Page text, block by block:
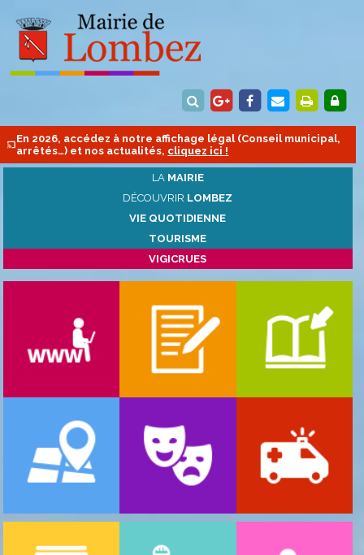
En 2026, accédez à notre affichage légal (Conseil municipal,
arrêtés…) et nos actualités, cliquez ici !
LA MAIRIE
DÉCOUVRIR LOMBEZ
VIE QUOTIDIENNE
TOURISME
VIGICRUES